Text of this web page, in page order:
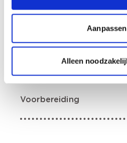
Aanpassen
Alleen
Hoe te gebruiken?
Voorbereiding